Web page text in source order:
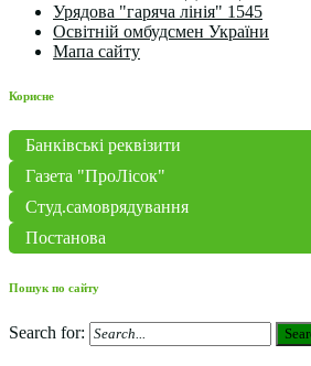
Урядова "гаряча лінія" 1545
Освітній омбудсмен України
Мапа сайту
Корисне
Банківські реквізити
Газета "ПроЛісок"
Студ.самоврядування
Постанова
Пошук по сайту
Search for: